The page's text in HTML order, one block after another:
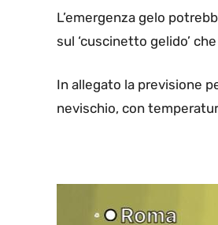
L’emergenza gelo
sul ‘cuscinetto gelido’
In allegato la previsione
nevischio, con